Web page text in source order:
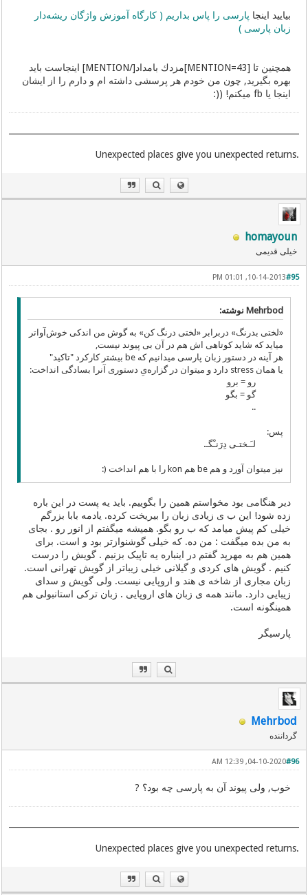
بیایید اینجا پارسی را پاس بداریم ( کارگاه آموزش واژگان ریشه‌دار
زبان پارسی )
همچنین تا [MENTION=43]مزدك بامداد[/MENTION] اینجاست باید
بهره بگیرید, چون من خودم هر پرسشی داشته ام و دارم را از ایشان
اینجا یا fb میکنم! ((:
.Unexpected places give you unexpected returns
homayoun
خیلی قدیمی
#95
10-14-2013, 01:01 PM
Mehrbod نوشته:
«لختی بدرنگ» دربرابر «لختی درنگ کن» به گوش من اندکی خوش‌آواتر
میاید که شاید کوتاهی‌ اش هم در آن بی پیوند نیست,
هر آینه در دستور زبان پارسی میدانیم که be بیشتر کارکرد "تاکید"
یا همان stress دارد و میتوان در گزاره‌یِ دستوری آنرا بسادگی انداخت:
رو = برو
گو = بگو
..
پس:
لـَـختـی دِرَنـْگـ.
نیز میتوان آورد و هم be هم kon را با هم انداخت (:
دیر هنگامی بود مخواستم همین را بگوییم. باید یه پست در این باره
زده شود! این ب ی زیادی زبان را بیریخت کرده. یادمه بابا بزرگم
خیلی کم پیش میامد که ب رو بگو. همیشه میگفتم از انور رو . بجای
به من بده میگفت : من ده. که خیلی گوشنوازتر بود و است. برای
همین هم به مهرپد گفتم در اینباره یه تاپیک بزنیم . گویش را درست
کنیم . گویش های کردی و گیلانی خیلی زیباتر از گویش تهرانی است.
زبان مجاری از شاخه ی هند و اروپایی نیست. ولی گویش و سدای
زیبایی دارد. مانند همه ی زبان های اروپایی . زبان ترکی استانبولی هم
همینگونه است.
پارسیگر
Mehrbod
گرداننده
#96
04-10-2020, 12:39 AM
خوب, ولی پیوند آن به پارسی چه بود؟ ?
.Unexpected places give you unexpected returns